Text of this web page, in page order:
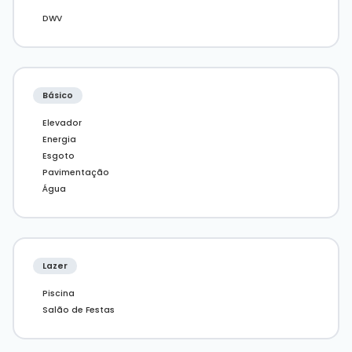
DWV
Básico
Elevador
Energia
Esgoto
Pavimentação
Água
Lazer
Piscina
Salão de Festas